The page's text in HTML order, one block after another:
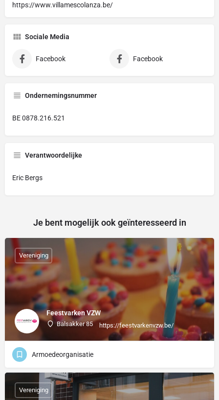
https://www.villamescolanza.be/
Sociale Media
Facebook Facebook
Ondernemingsnummer
BE 0878.216.521
Verantwoordelijke
Eric Bergs
Je bent mogelijk ook geïnteresseerd in
Feestvarken VZW
Balsakker 85 https://feestvarkenvzw.be/
Vereniging
Armoedeorganisatie
Vereniging